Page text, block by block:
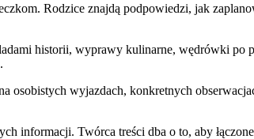
Rodzice znajdą podpowiedzi, jak
historii, wyprawy kulinarne, wędrówki
osobistych wyjazdach, konkretnych
informacji. Twórca treści dba o to, aby